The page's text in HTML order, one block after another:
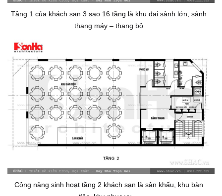
Tầng 1 của khách sạn 3 sao 16 tầng là khu đại sảnh lớn, sảnh
thang máy – thang bộ
Công năng sinh hoạt tầng 2 khách sạn là sân khấu, khu bàn